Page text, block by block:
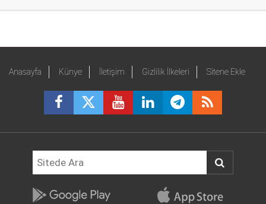
Anasayfa Künye İletişim Gizlilik İlkeleri Sitene Ekle